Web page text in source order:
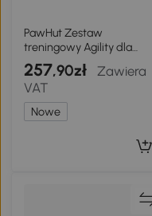
PawHut Zestaw
treningowy Agility dla
psów, 8-częściowy zestaw
z tunelem, tyczkami
slalomu, regulowanymi
przeszkodami, obręczą do
skoków, miską
257,90zł
Zawiera
VAT
Nowe